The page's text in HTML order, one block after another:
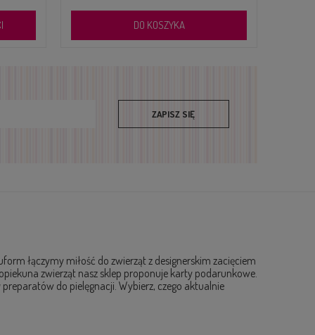
DO KOSZYKA
ZAPISZ SIĘ
łączymy miłość do zwierząt z designerskim zacięciem
zwierząt nasz sklep proponuje karty podarunkowe.
do pielęgnacji. Wybierz, czego aktualnie